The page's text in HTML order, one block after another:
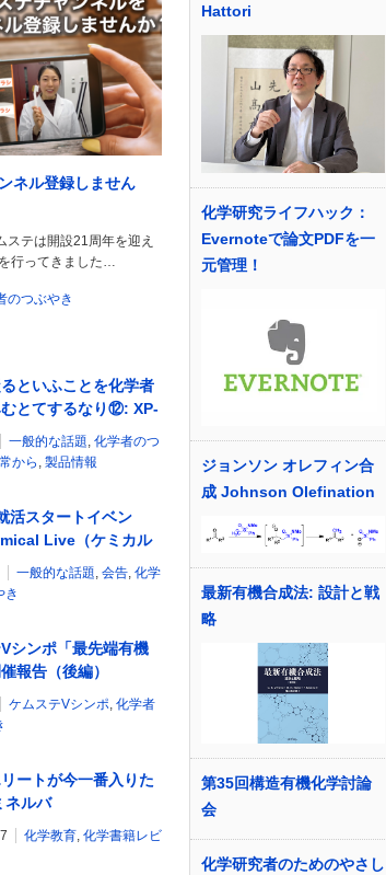
ネル登録しません
テは開設21周年を迎え
行ってきました…
のつぶやき
といふことを化学者
むとてするなり⑫: XP-
の巻
一般的な話題, 化学者のつ
から , 製品情報
活スタートイベン
Live（ケミカル
10/31（土）・
YouTubeライブ配
一般的な話題, 会告, 化学
き
シンポ「最先端有機
報告（後編）
ケムステVシンポ, 化学者
ートが今一番入りた
ネルバ
化学教育, 化学書籍レビ
Hattori
化学研究ライフハック：
Evernoteで論文PDFを一
元管理！
ジョンソン オレフィン合
成 Johnson Olefination
最新有機合成法: 設計と戦
略
第35回構造有機化学討論
会
化学研究者のためのやさし